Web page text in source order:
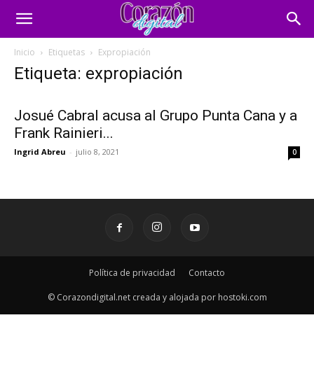
Inicio Etiquetas Expropiación
Etiqueta: expropiación
Josué Cabral acusa al Grupo Punta Cana y a
Frank Rainieri...
Ingrid Abreu - julio 8, 2021 0
Política de privacidad Contacto
© Corazondigital.net creada y alojada por hostoki.com